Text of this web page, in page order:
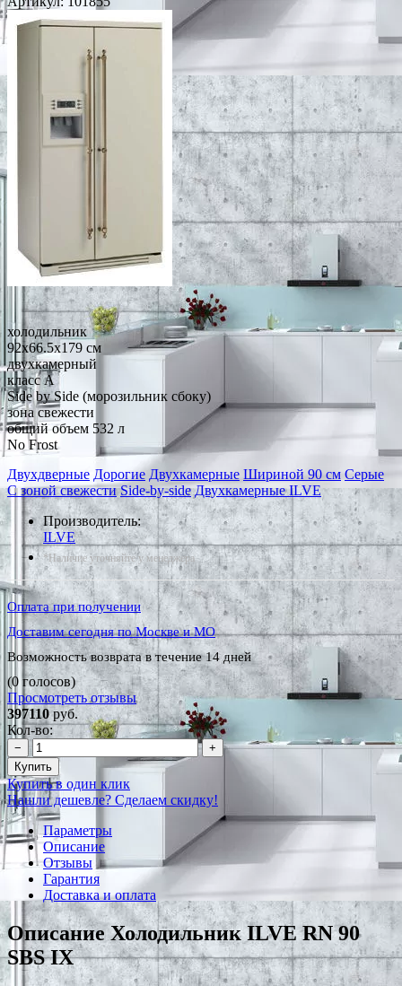
холодильник
92x66.5x179 см
двухкамерный
класс A
Side by Side (морозильник сбоку)
зона свежести
общий объем 532 л
No Frost
Двухдверные Дорогие Двухкамерные Шириной 90 см Серые
С зоной свежести Side-by-side Двухкамерные ILVE
Производитель:
ILVE
*Наличие уточняйте у менеджера
Оплата при получении
Доставим сегодня по Москве и МО
Возможность возврата в течение 14 дней
(0 голосов)
Просмотреть отзывы
397110руб.
Кол-во:
−
+
Купить
Купить в один клик
Нашли дешевле? Сделаем скидку!
Параметры
Описание
Отзывы
Гарантия
Доставка и оплата
Описание Холодильник ILVE RN 90
SBS IX